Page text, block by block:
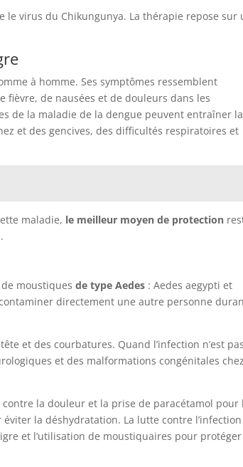
virus du Chikungunya. La thérapie repose sur
à homme. Ses symptômes ressemblent
fièvre, de nausées et de douleurs dans les
de la maladie de la dengue peuvent entraîner la
et des gencives, des difficultés respiratoires et
maladie, le meilleur moyen de protection
de moustiquesde type Aedes : Aedes aegypti et
directement une autre personne
et des courbatures. Quand l’infection n’est pas
et des malformations congénitales
la douleur et la prise de paracétamol pour
la déshydratation. La lutte contre l’infection
et l’utilisation de moustiquaires pour protéger